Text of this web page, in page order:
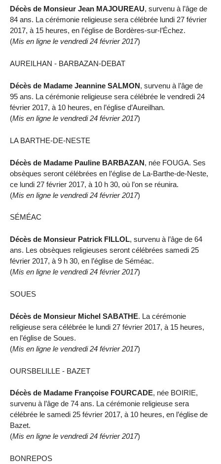
Décès de Monsieur Jean MAJOUREAU, survenu à l’âge de
84 ans. La cérémonie religieuse sera célébrée lundi 27 février
2017, à 15 heures, en l’église de Bordères-sur-l’Échez.
(Mis en ligne le vendredi 24 février 2017)
AUREILHAN - BARBAZAN-DEBAT
Décès de Madame Jeannine SALMON, survenu à l’âge de
95 ans. La cérémonie religieuse sera célébrée le vendredi 24
février 2017, à 10 heures, en l’église d’Aureilhan.
(Mis en ligne le vendredi 24 février 2017)
LA BARTHE-DE-NESTE
Décès de Madame Pauline BARBAZAN, née FOUGA. Ses
obsèques seront célébrées en l’église de La-Barthe-de-Neste,
ce lundi 27 février 2017, à 10 h 30, où l’on se réunira.
(Mis en ligne le vendredi 24 février 2017)
SÉMÉAC
Décès de Monsieur Patrick FILLOL, survenu à l’âge de 64
ans. Les obsèques religieuses seront célébrées samedi 25
février 2017, à 9 h 30, en l’église de Séméac.
(Mis en ligne le vendredi 24 février 2017)
SOUES
Décès de Monsieur Michel SABATHE. La cérémonie
religieuse sera célébrée le lundi 27 février 2017, à 15 heures,
en l’église de Soues.
(Mis en ligne le vendredi 24 février 2017)
OURSBELILLE - BAZET
Décès de Madame Françoise FOURCADE, née BOIRIE,
survenu à l’âge de 74 ans. La cérémonie religieuse sera
célébrée le samedi 25 février 2017, à 10 heures, en l’église de
Bazet.
(Mis en ligne le vendredi 24 février 2017)
BONREPOS